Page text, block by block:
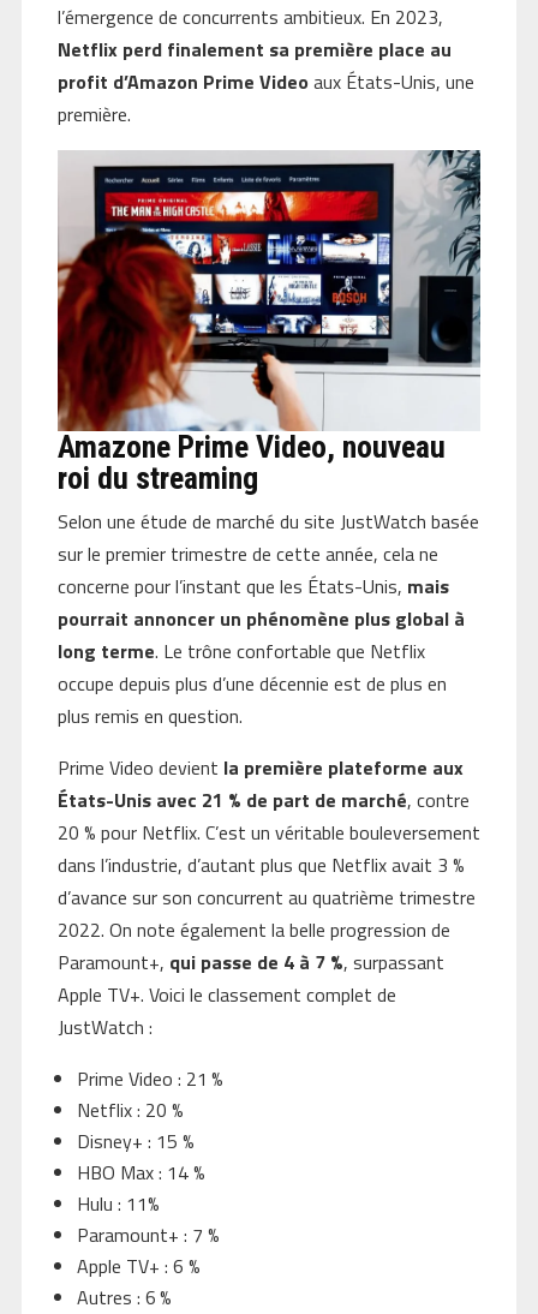
l’émergence de concurrents ambitieux. En 2023,
Netflix perd finalement sa première place au
profit d’Amazon Prime Video aux États-Unis, une
première.
Amazone Prime Video, nouveau
roi du streaming
Selon une étude de marché du site JustWatch basée
sur le premier trimestre de cette année, cela ne
concerne pour l’instant que les États-Unis, mais
pourrait annoncer un phénomène plus global à
long terme. Le trône confortable que Netflix
occupe depuis plus d’une décennie est de plus en
plus remis en question.
Prime Video devient la première plateforme aux
États-Unis avec 21 % de part de marché, contre
20 % pour Netflix. C’est un véritable bouleversement
dans l’industrie, d’autant plus que Netflix avait 3 %
d’avance sur son concurrent au quatrième trimestre
2022. On note également la belle progression de
Paramount+, qui passe de 4 à 7 %, surpassant
Apple TV+. Voici le classement complet de
JustWatch :
Prime Video : 21 %
Netflix : 20 %
Disney+ : 15 %
HBO Max : 14 %
Hulu : 11%
Paramount+ : 7 %
Apple TV+ : 6 %
Autres : 6 %